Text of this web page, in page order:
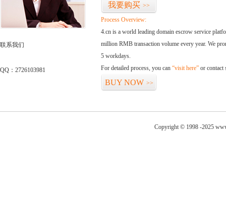
联系我们
QQ：2726103981
我要购买 >>
Process Overview:
4.cn is a world leading domain escrow service
million RMB transaction volume every year. We
5 workdays.
For detailed process, you can “visit here” or contact
BUY NOW >>
Copyright © 1998 -2025